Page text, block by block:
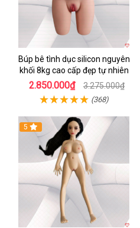
Búp bê tình dục silicon nguyên
khối 8kg cao cấp đẹp tự nhiên
2.850.000₫ 3.275.000₫
(368)
5